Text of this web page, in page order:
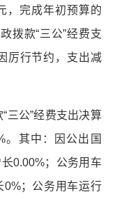
，完成年初预算的
拨款“三公”经费支
厉行节约，支出减
三公”经费支出决算
。其中：因公出国
0.00%；公务用车
0%；公务用车运行